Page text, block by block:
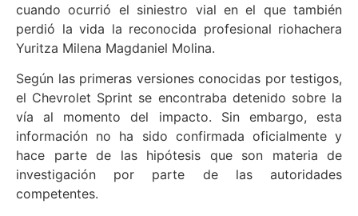
cuando ocurrió el siniestro vial en el que también
perdió la vida la reconocida profesional riohachera
Yuritza Milena Magdaniel Molina.
Según las primeras versiones conocidas por testigos,
el Chevrolet Sprint se encontraba detenido sobre la
vía al momento del impacto. Sin embargo, esta
información no ha sido confirmada oficialmente y
hace parte de las hipótesis que son materia de
investigación por parte de las autoridades
competentes.